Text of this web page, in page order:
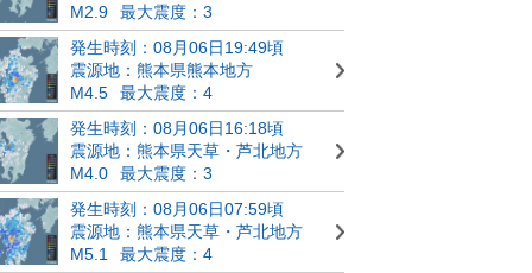
M2.9
最大震度：3
発生時刻：08月06日19:49頃
震源地：熊本県熊本地方
M4.5
最大震度：4
発生時刻：08月06日16:18頃
震源地：熊本県天草・芦北地方
M4.0
最大震度：3
発生時刻：08月06日07:59頃
震源地：熊本県天草・芦北地方
M5.1
最大震度：4